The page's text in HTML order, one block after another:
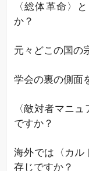
〈総体革命〉
か？
元々どこの国の
学会の裏の側面
〈敵対者マニ
ですか？
海外では〈カル
存じですか？